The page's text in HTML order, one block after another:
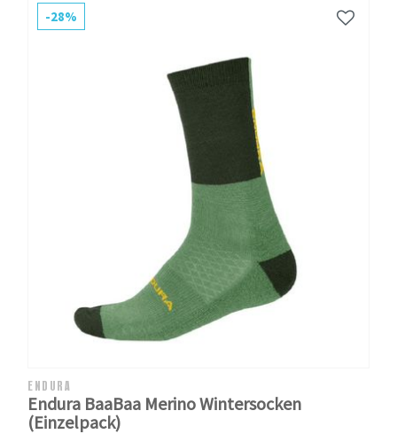
-28%
ENDURA
Endura BaaBaa Merino Wintersocken
(Einzelpack)